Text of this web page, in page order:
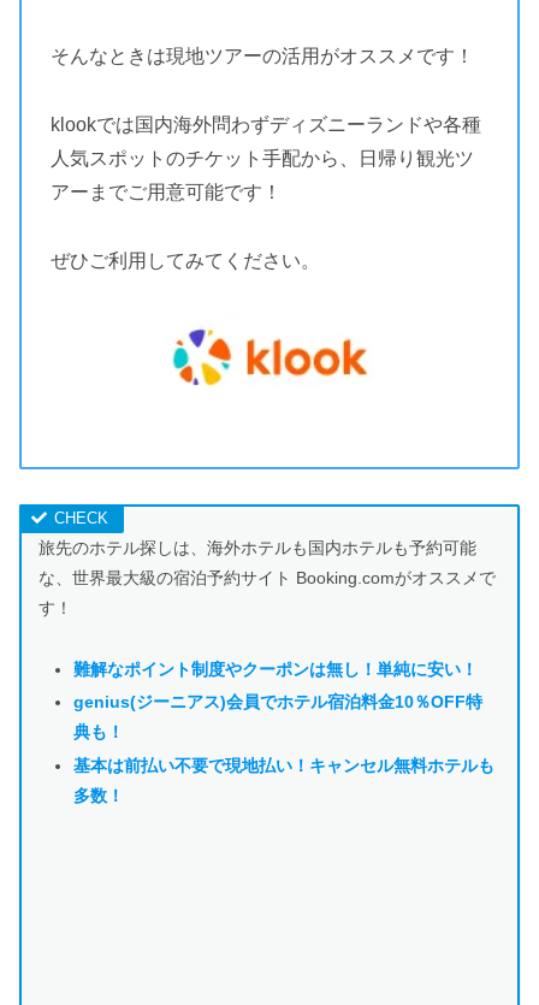
そんなときは現地ツアーの活用がオススメです！
klookでは国内海外問わずディズニーランドや各種
人気スポットのチケット手配から、日帰り観光ツ
アーまでご用意可能です！
ぜひご利用してみてください。
旅先のホテル探しは、海外ホテルも国内ホテルも予約可能
な、世界最大級の宿泊予約サイト Booking.comがオススメで
す！
難解なポイント制度やクーポンは無し！単純に安い！
genius(ジーニアス)会員でホテル宿泊料金10％OFF特
典も！
基本は前払い不要で現地払い！キャンセル無料ホテルも
多数！